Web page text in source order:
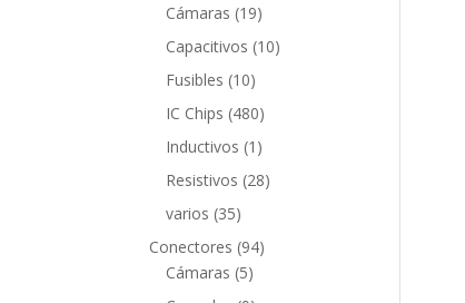
Cámaras 1919
productos
Capacitivos 1010
Fusibles 1010
productos
IC Chips 480480
productos
Inductivos 1 1
producto
Resistivos 2828
varios 3535
productos
Conectores 9494
Cámaras 55
productos